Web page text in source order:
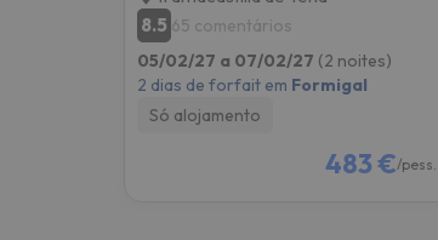
8.5 65 comentários
05/02/27 a 07/02/27 (2 noites)
2 dias de forfait em Formigal
Só alojamento
483 €/pess.